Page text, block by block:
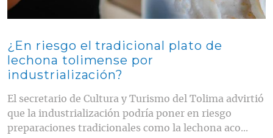
¿En riesgo el tradicional plato de
lechona tolimense por
industrialización?
El secretario de Cultura y Turismo del Tolima advirtió
que la industrialización podría poner en riesgo
preparaciones tradicionales como la lechona aco...